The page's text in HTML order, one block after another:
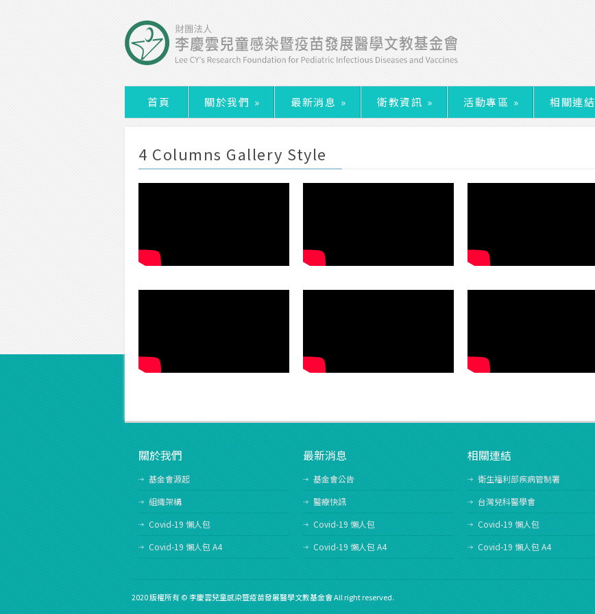
首頁 關於我們 » 最新消息 » 衛教資訊 » 活動專區 » 相關連結
4 Columns Gallery Style
關於我們
基金會源起
組織架構
Covid-19 懶人包
Covid-19 懶人包 A4
最新消息
基金會公告
醫療快訊
Covid-19 懶人包
Covid-19 懶人包 A4
相關連結
衛生福利部疾病管制署
台灣兒科醫學會
Covid-19 懶人包
Covid-19 懶人包 A4
2020 版權所有 © 李慶雲兒童感染暨疫苗發展醫學文教基金會 All right reserved.